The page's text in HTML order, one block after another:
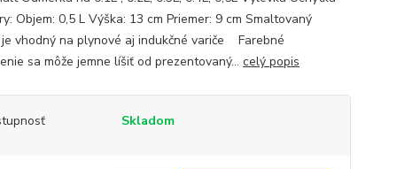
Objem: 0,5 L Výška: 13 cm Priemer: 9 cm Smaltovaný
vhodný na plynové aj indukčné variče Farebné
sa môže jemne líšiť od prezentovaný... celý popis
Skladom